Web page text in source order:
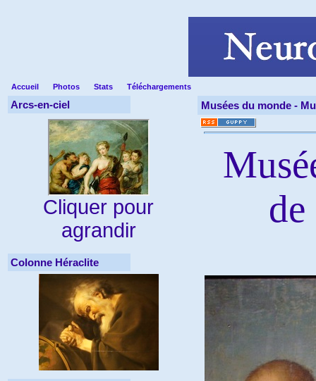
Accueil Photos Stats Téléchargements
Arcs-en-ciel
Cliquer pour
agrandir
Colonne Héraclite
Musées du monde -